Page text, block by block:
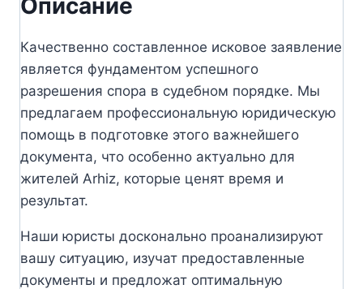
Качественно составленное исковое заявление
является фундаментом успешного
разрешения спора в судебном порядке. Мы
предлагаем профессиональную юридическую
помощь в подготовке этого важнейшего
документа, что особенно актуально для
жителей Arhiz, которые ценят время и
результат.
Наши юристы досконально проанализируют
вашу ситуацию, изучат предоставленные
документы и предложат оптимальную